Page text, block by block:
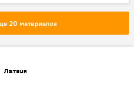
20 материалов
Латвия